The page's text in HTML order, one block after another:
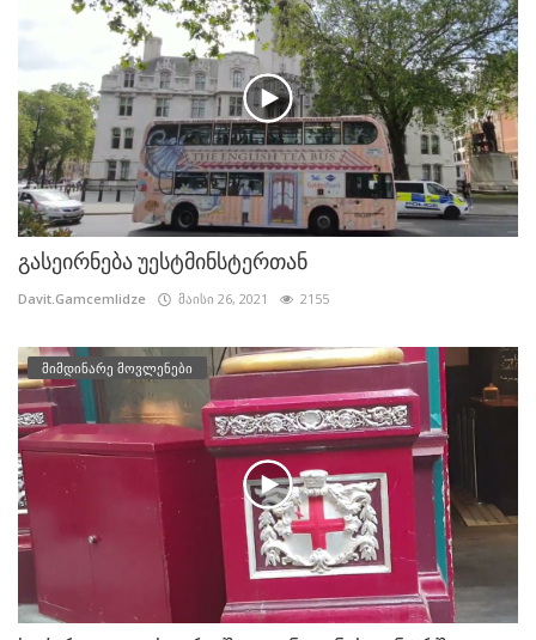
გასეირნება უესტმინსტერთან
Davit.Gamcemlidze მაისი 26, 2021 2155
მიმდინარე მოვლენები